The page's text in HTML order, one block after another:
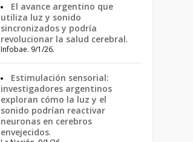
El avance argentino que
utiliza luz y sonido
sincronizados y podría
revolucionar la salud cerebral.
Infobae. 9/1/26.
Estimulación sensorial:
investigadores argentinos
exploran cómo la luz y el
sonido podrían reactivar
neuronas en cerebros
envejecidos.